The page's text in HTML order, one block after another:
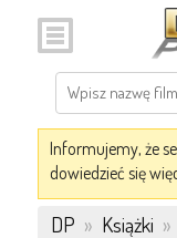
Informujemy, że
dowiedzieć się
DP » Książki »